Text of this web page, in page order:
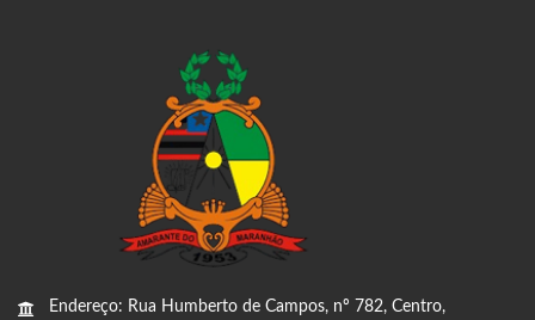
Endereço: Rua Humberto de Campos, nº 782, Centro,